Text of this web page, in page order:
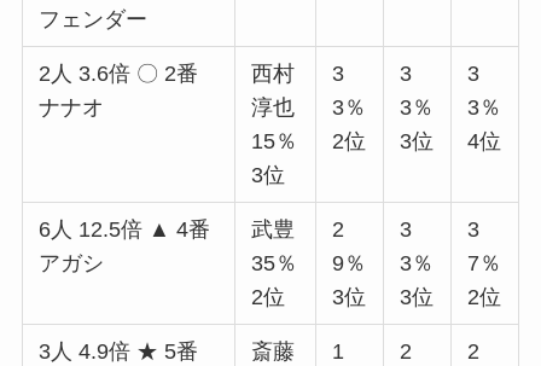
フェンダー
2人 3.6倍 〇 2番
ナナオ
西村
淳也
15％
3位
3
3％
2位
3
3％
3位
3
3％
4位
6人 12.5倍 ▲ 4番
アガシ
武豊
35％
2位
2
9％
3位
3
3％
3位
3
7％
2位
3人 4.9倍 ★ 5番
斎藤
1
2
2